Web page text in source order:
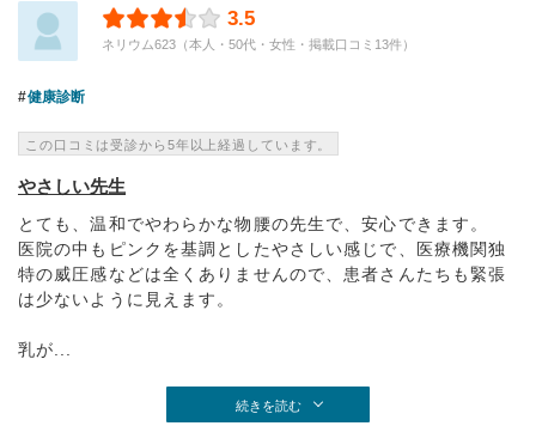
3.5
ネリウム623（本人・50代・女性・掲載口コミ13件）
健康診断
この口コミは受診から5年以上経過しています。
やさしい先生
とても、温和でやわらかな物腰の先生で、安心できます。
医院の中もピンクを基調としたやさしい感じで、医療機関独
特の威圧感などは全くありませんので、患者さんたちも緊張
は少ないように見えます。
乳が...
続きを読む